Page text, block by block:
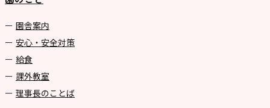
園舎案内
安心・安全対策
給食
課外教室
理事長のことば